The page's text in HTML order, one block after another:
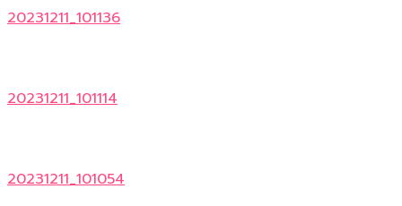
20231211_101136
20231211_101114
20231211_101054